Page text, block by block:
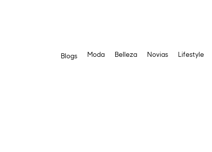
Blogs Moda Belleza Novias Lifestyle